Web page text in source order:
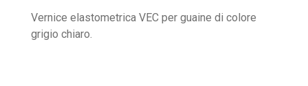
Vernice elastometrica VEC per guaine di colore
grigio chiaro.